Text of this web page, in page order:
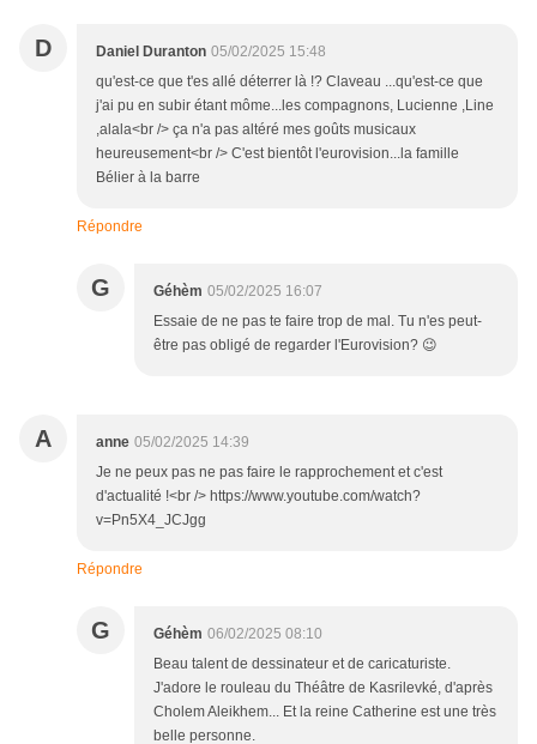
D Daniel Duranton 05/02/2025 15:48
qu'est-ce que t'es allé déterrer là !? Claveau ...qu'est-ce que
j'ai pu en subir étant môme...les compagnons, Lucienne ,Line
,alala<br /> ça n'a pas altéré mes goûts musicaux
heureusement<br /> C'est bientôt l'eurovision...la famille
Bélier à la barre
Répondre
G Géhèm 05/02/2025 16:07
Essaie de ne pas te faire trop de mal. Tu n'es peut-
être pas obligé de regarder l'Eurovision? 😉
A anne 05/02/2025 14:39
Je ne peux pas ne pas faire le rapprochement et c'est
d'actualité !<br /> https://www.youtube.com/watch?
v=Pn5X4_JCJgg
Répondre
G Géhèm 06/02/2025 08:10
Beau talent de dessinateur et de caricaturiste.
J'adore le rouleau du Théâtre de Kasrilevké, d'après
Cholem Aleikhem... Et la reine Catherine est une très
belle personne.